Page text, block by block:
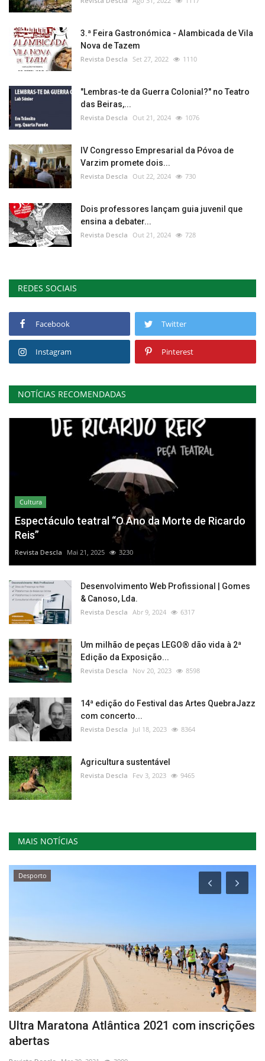
3.ª Feira Gastronómica - Alambicada de Vila
Nova de Tazem
Revista Descla Set 27, 2022 1110
"Lembras-te da Guerra Colonial?" no Teatro
das Beiras,...
Revista Descla Out 21, 2024 1076
IV Congresso Empresarial da Póvoa de
Varzim promete dois...
Revista Descla Out 22, 2024 730
Dois professores lançam guia juvenil que
ensina a debater...
Revista Descla Out 21, 2024 728
REDES SOCIAIS
Facebook Twitter
Instagram Pinterest
NOTÍCIAS RECOMENDADAS
Cultura
Espectáculo teatral “O Ano da Morte de Ricardo
Reis”
Revista Descla Mai 21, 2025 3230
Desenvolvimento Web Profissional | Gomes
& Canoso, Lda.
Revista Descla Abr 9, 2024 6317
Um milhão de peças LEGO® dão vida à 2ª
Edição da Exposição...
Revista Descla Nov 20, 2023 8598
14ª edição do Festival das Artes QuebraJazz
com concerto...
Revista Descla Jul 18, 2023 8364
Agricultura sustentável
Revista Descla Fev 3, 2023 9465
MAIS NOTÍCIAS
Desporto
Ultra Maratona Atlântica 2021 com inscrições
abertas